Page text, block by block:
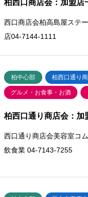
柏西口商店会：加盟店
西口商店会柏高島屋ステ
店04-7144-1111
柏中心部 柏西口通り
グルメ・お食事・お酒
柏西口通り商店会：加
西口通り商店会美容室コ
飲食業 04-7143-7255